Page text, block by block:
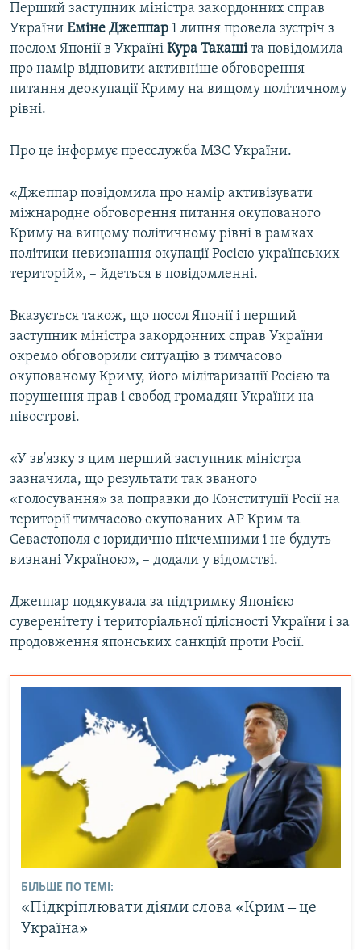
Усі сайти RFE/RL
Перший заступник міністра закордонних справ
України Еміне Джеппар 1 липня провела зустріч з
послом Японії в Україні Кура Такашіта повідомила
про намір відновити активніше обговорення
питання деокупації Криму на вищому політичному
рівні.
Про це інформує пресслужба МЗС України.
«Джеппар повідомила про намір активізувати
міжнародне обговорення питання окупованого
Криму на вищому політичному рівні в рамках
політики невизнання окупації Росією українських
територій», – йдеться в повідомленні.
Вказується також, що посол Японії і перший
заступник міністра закордонних справ України
окремо обговорили ситуацію в тимчасово
окупованому Криму, його мілітаризації Росією та
порушення прав і свобод громадян України на
півострові.
«У зв'язку з цим перший заступник міністра
зазначила, що результати так званого
«голосування» за поправки до Конституції Росії на
території тимчасово окупованих АР Крим та
Севастополя є юридично нікчемними і не будуть
визнані Україною», – додали у відомстві.
Джеппар подякувала за підтримку Японією
суверенітету і територіальної цілісності України і за
продовження японських санкцій проти Росії.
БІЛЬШЕ ПО ТЕМІ:
«Підкріплювати діями слова «Крим ‒ це
Україна»